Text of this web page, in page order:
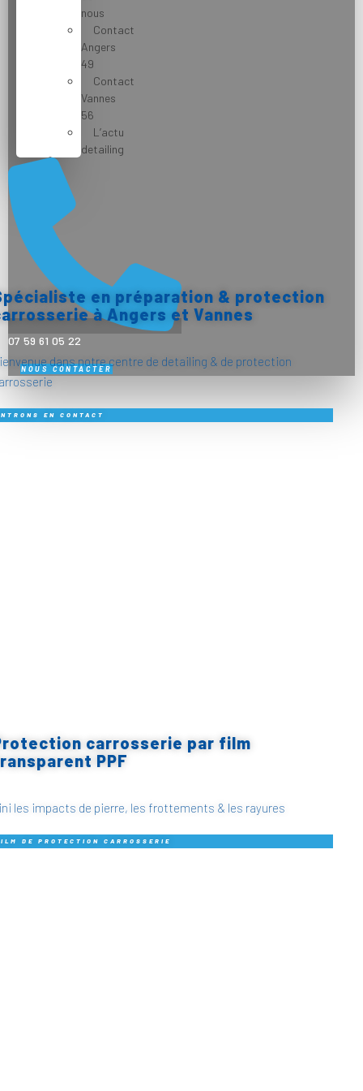
nous
Contact
Angers
49
Contact
Vannes
56
L’actu
detailing
07 59 61 05 22
NOUS CONTACTER
en préparation & protection
à Angers et Vannes
dans notre centre de detailing & de protection
EN CONTACT
carrosserie par film
PPF
les impacts de pierre, les frottements & les rayures
DE PROTECTION CARROSSERIE